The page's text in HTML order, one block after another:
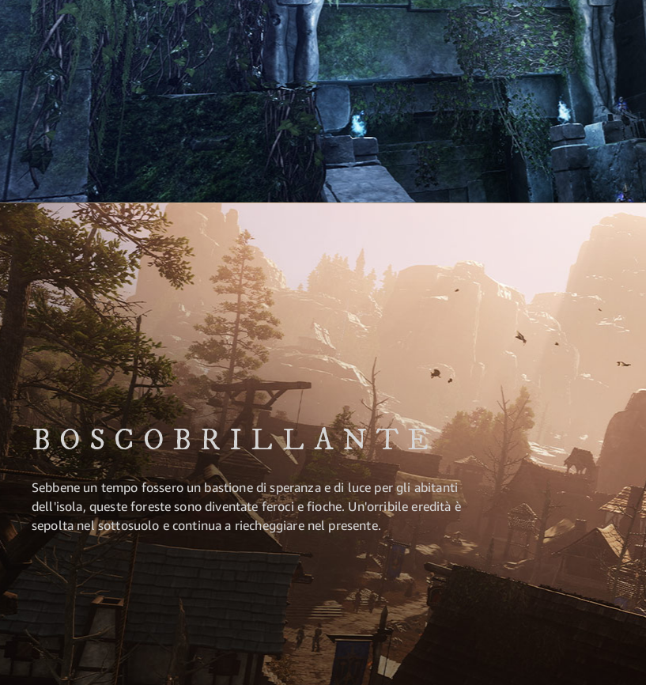
BOSCOBRILLANTE
Sebbene un tempo fossero un bastione di speranza e di luce per gli abitanti
dell'isola, queste foreste sono diventate feroci e fioche. Un'orribile eredità è
sepolta nel sottosuolo e continua a riecheggiare nel presente.